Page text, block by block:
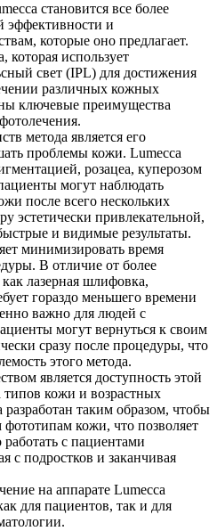
становится все более
эффективности и
которые оно предлагает.
которая использует
свет (IPL) для достижения
различных кожных
ключевые преимущества
метода является его
проблемы кожи. Lumecca
розацеа, куперозом
могут наблюдать
после всего нескольких
эстетически привлекательной,
и видимые результаты.
минимизировать время
В отличие от более
лазерная шлифовка,
гораздо меньшего времени
важно для людей с
могут вернуться к своим
сразу после процедуры, что
этого метода.
является доступность этой
кожи и возрастных
таким образом, чтобы
фототипам кожи, что позволяет
с пациентами
с подростков и заканчивая
на аппарате Lumecca
для пациентов, так и для